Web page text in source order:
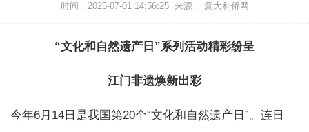
时间：2025-07-01 14:56:25 来源： 意大利侨网
“文化和自然遗产日”系列活动精彩纷呈
江门非遗焕新出彩
今年6月14日是我国第20个“文化和自然遗产日”。连日